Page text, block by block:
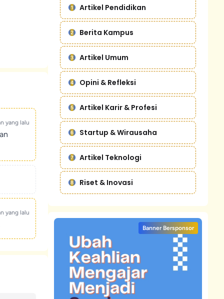
yang lalu
yang lalu
Artikel Pendidikan
Berita Kampus
Artikel Umum
Opini & Refleksi
Artikel Karir & Profesi
Startup & Wirausaha
Artikel Teknologi
Riset & Inovasi
Banner Bersponsor